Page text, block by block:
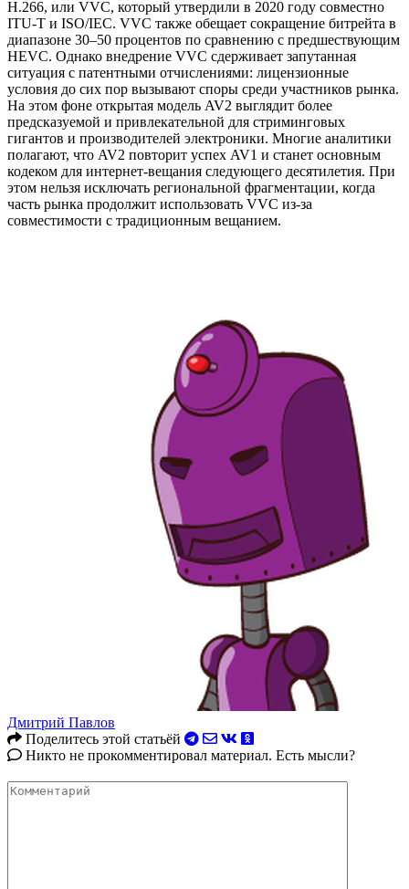
H.266, или VVC, который утвердили в 2020 году совместно
ITU-T и ISO/IEC. VVC также обещает сокращение битрейта в
диапазоне 30–50 процентов по сравнению с предшествующим
HEVC. Однако внедрение VVC сдерживает запутанная
ситуация с патентными отчислениями: лицензионные
условия до сих пор вызывают споры среди участников рынка.
На этом фоне открытая модель AV2 выглядит более
предсказуемой и привлекательной для стриминговых
гигантов и производителей электроники. Многие аналитики
полагают, что AV2 повторит успех AV1 и станет основным
кодеком для интернет-вещания следующего десятилетия. При
этом нельзя исключать региональной фрагментации, когда
часть рынка продолжит использовать VVC из-за
совместимости с традиционным вещанием.
Дмитрий Павлов
Поделитесь этой статьёй
Никто не прокомментировал материал. Есть мысли?